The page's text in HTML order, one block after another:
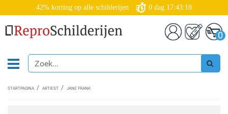
42% korting op alle schilderijen 0 dag 17:43:18
0
STARTPAGINA ARTIEST JANE FRANK